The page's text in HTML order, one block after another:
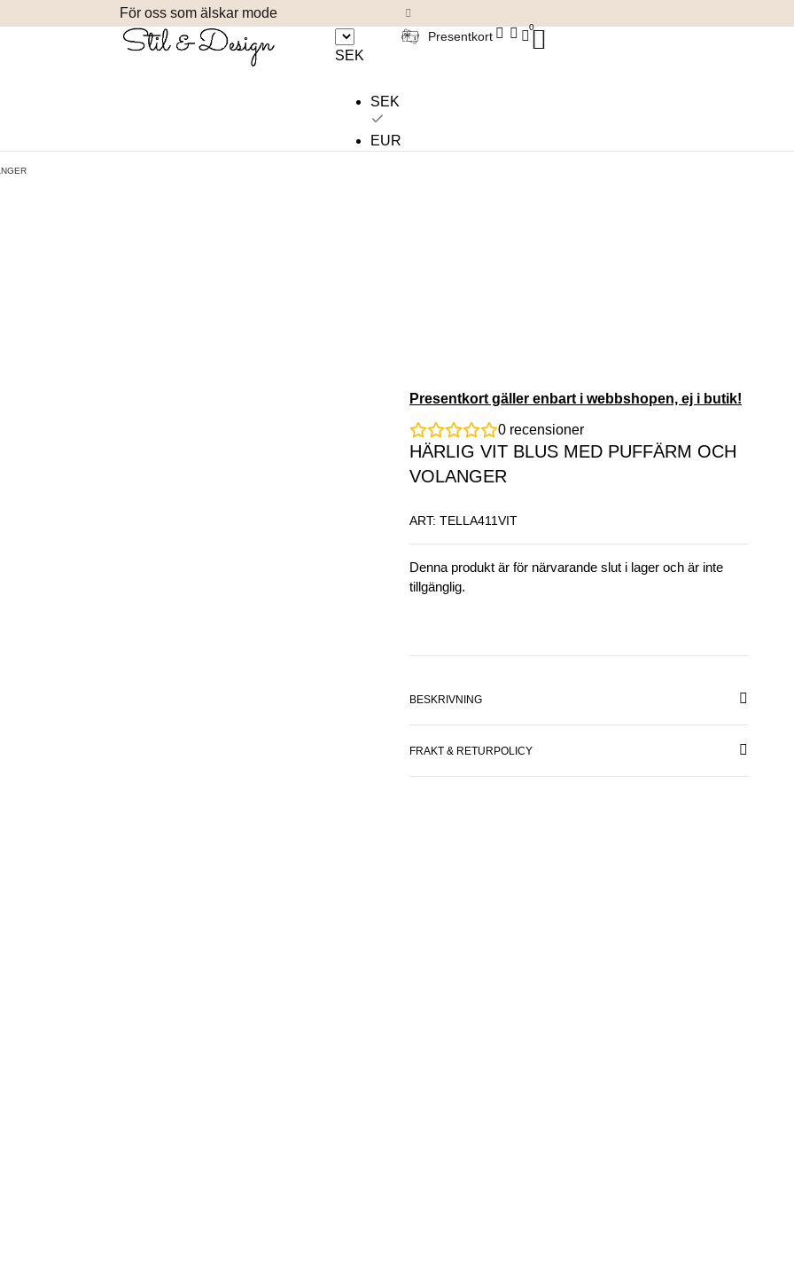
För oss som älskar mode
SEK
SEK
EUR
Presentkort
0
Presentkort gäller enbart i webbshopen, ej i butik!
0 recensioner
HÄRLIG VIT BLUS MED PUFFÄRM OCH
VOLANGER
ART: TELLA411VIT
Denna produkt är för närvarande slut i lager och är inte
tillgänglig.
BESKRIVNING
FRAKT & RETURPOLICY